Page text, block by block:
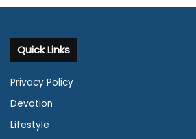
Quick Links
Privacy Policy
Devotion
Lifestyle